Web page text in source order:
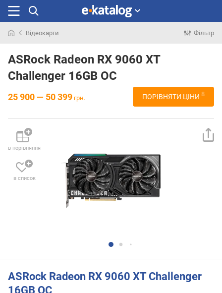
раніше
Відеокарти Фільтр
ASRock Radeon RX 9060 XT
Challenger 16GB OC
25 900 — 50 399 грн. ПОРІВНЯТИ ЦІНИ 8
в порівняння
в список
ASRock Radeon RX 9060 XT Challenger
16GB OC